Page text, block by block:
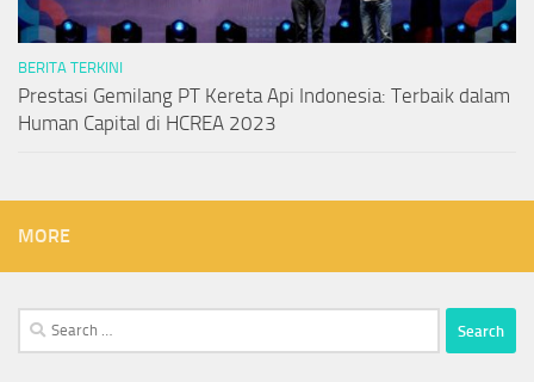
BERITA TERKINI
Prestasi Gemilang PT Kereta Api Indonesia: Terbaik dalam
Human Capital di HCREA 2023
MORE
Search
for: